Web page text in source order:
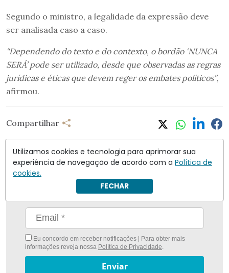
Segundo o ministro, a legalidade da expressão deve
ser analisada caso a caso.
“Dependendo do texto e do contexto, o bordão ‘NUNCA
SERÁ’ pode ser utilizado, desde que observadas as regras
jurídicas e éticas que devem reger os embates políticos”,
afirmou.
Compartilhar
Nunca foi tão fácil ficar bem informado com
Antagonista
Eu concordo em receber notificações | Para obter mais
informações reveja nossa Política de Privacidade.
Enviar
Utilizamos cookies e tecnologia para aprimorar sua
experiência de navegação de acordo com a Política de
cookies.
FECHAR